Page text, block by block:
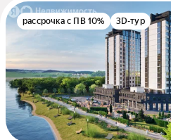
рассрочка с ПВ 10% 3D-тур